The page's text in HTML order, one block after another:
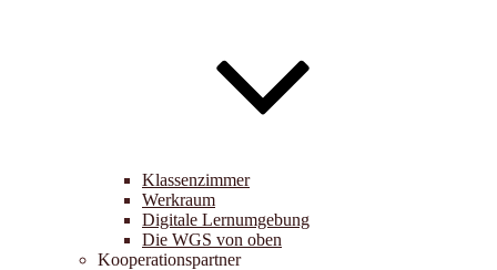
Klassenzimmer
Werkraum
Digitale Lernumgebung
Die WGS von oben
Kooperationspartner